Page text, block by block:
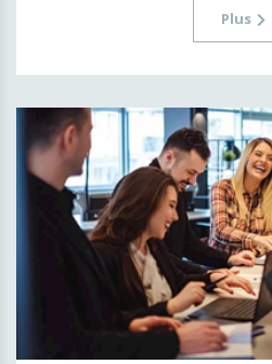
Transformation du bois
Secteur public & administration
Plus